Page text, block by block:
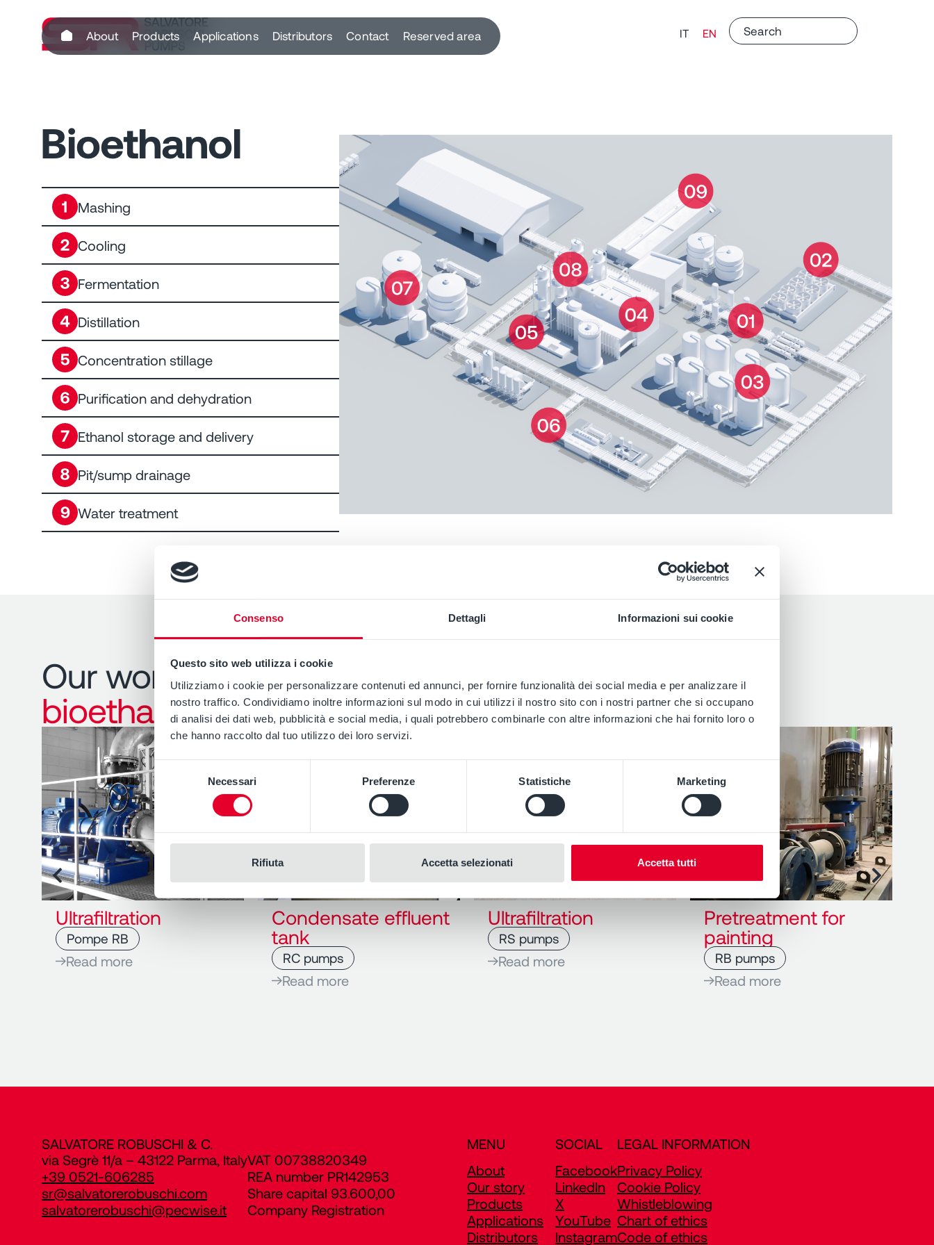
Consenso Dettagli Informazioni sui cookie
Questo sito web utilizza i cookie
Utilizziamo i cookie per personalizzare contenuti ed annunci, per fornire funzionalità dei social media e per analizzare il
nostro traffico. Condividiamo inoltre informazioni sul modo in cui utilizzi il nostro sito con i nostri partner che si occupano
di analisi dei dati web, pubblicità e social media, i quali potrebbero combinarle con altre informazioni che hai fornito loro o
che hanno raccolto dal tuo utilizzo dei loro servizi.
Selezione
del
consenso
Necessari Preferenze Statistiche Marketing
Rifiuta Accetta selezionati Accetta tutti
About Products Applications Distributors Contact Reserved area IT EN
Bioethanol
Mashing
Cooling
Fermentation
Distillation
Concentration stillage
Purification and dehydration
Ethanol storage and delivery
Pit/sump drainage
Water treatment
Our work in the
bioethanolindustry
Ultrafiltration
Pompe RB
Read more
Condensate effluent
tank
RC pumps
Read more
Ultrafiltration
RS pumps
Read more
Pretreatment for
painting
RB pumps
Read more
SALVATORE ROBUSCHI & C.
via Segrè 11/a – 43122 Parma, Italy
+39 0521-606285
sr@salvatorerobuschi.com
salvatorerobuschi@pecwise.it
VAT 00738820349
REA number PR142953
Share capital 93.600,00
Company Registration
MENU
About
Our story
Products
Applications
Distributors
SOCIAL
Facebook
LinkedIn
X
YouTube
Instagram
LEGAL INFORMATION
Privacy Policy
Cookie Policy
Whistleblowing
Chart of ethics
Code of ethics